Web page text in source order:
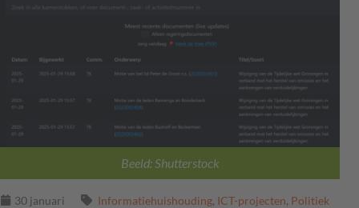
Beeld: Shutterstock
30 januari
Informatiehuishouding, ICT-projecten, Politiek